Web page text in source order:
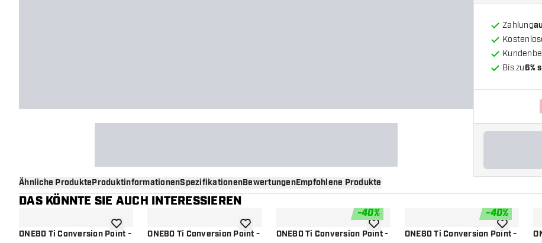
Zahlung
Bis zu6%
Ähnliche ProdukteProduktinformationenSpezifikationenBewertungenEmpfohlene Produkte
DAS KÖNNTE SIE AUCH INTERESSIEREN
ONE80 Ti Conversion Point -Zur Wunschliste hinzufügen
ONE80 Ti Conversion Point -Zur Wunschliste hinzufügen
-40%
ONE80 Ti Conversion Point -Zur Wunschliste hinzufügen
-40%
ONE80 Ti Conversion Point -
Zur